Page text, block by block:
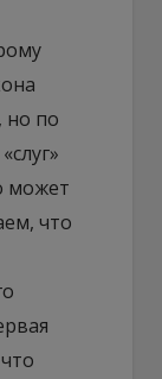
но по
может
что